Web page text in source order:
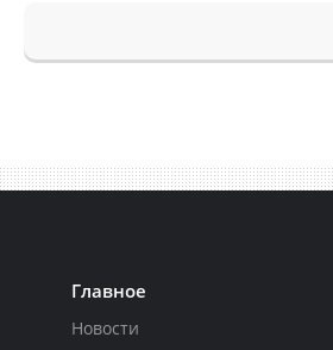
Главное
Новости